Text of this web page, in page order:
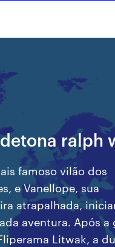
ralph
famoso vilão dos
e Vanellope, sua
atrapalhada,
aventura. Após a
Litwak, a